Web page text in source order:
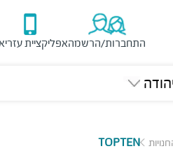
התחברות/הרשמהאפליקציית
TOPTEN